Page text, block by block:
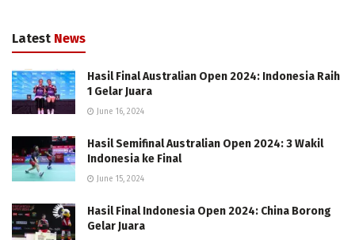
Latest News
Hasil Final Australian Open 2024: Indonesia Raih
1 Gelar Juara
June 16, 2024
Hasil Semifinal Australian Open 2024: 3 Wakil
Indonesia ke Final
June 15, 2024
Hasil Final Indonesia Open 2024: China Borong
Gelar Juara